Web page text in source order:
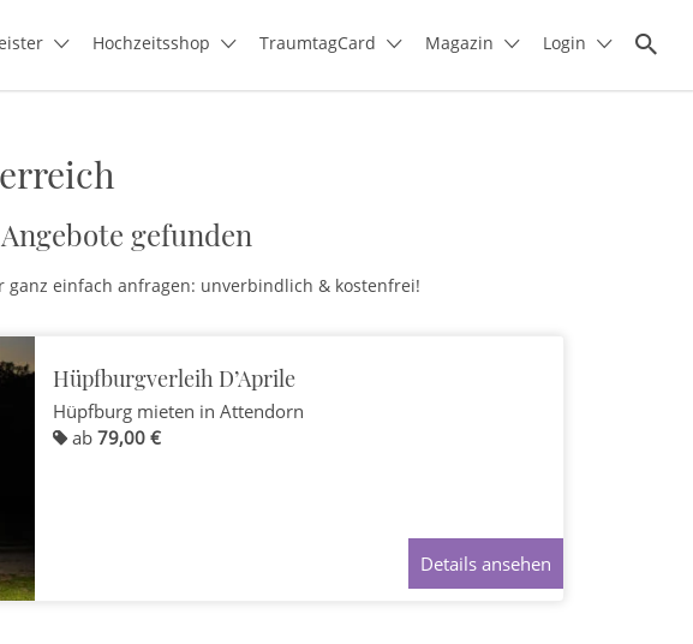
Hochzeitsshop TraumtagCard Magazin Login
Angebote gefunden
einfach anfragen: unverbindlich & kostenfrei!
Hüpfburgverleih D’Aprile
Hüpfburg mieten in Attendorn
ab79,00 €
Details ansehen